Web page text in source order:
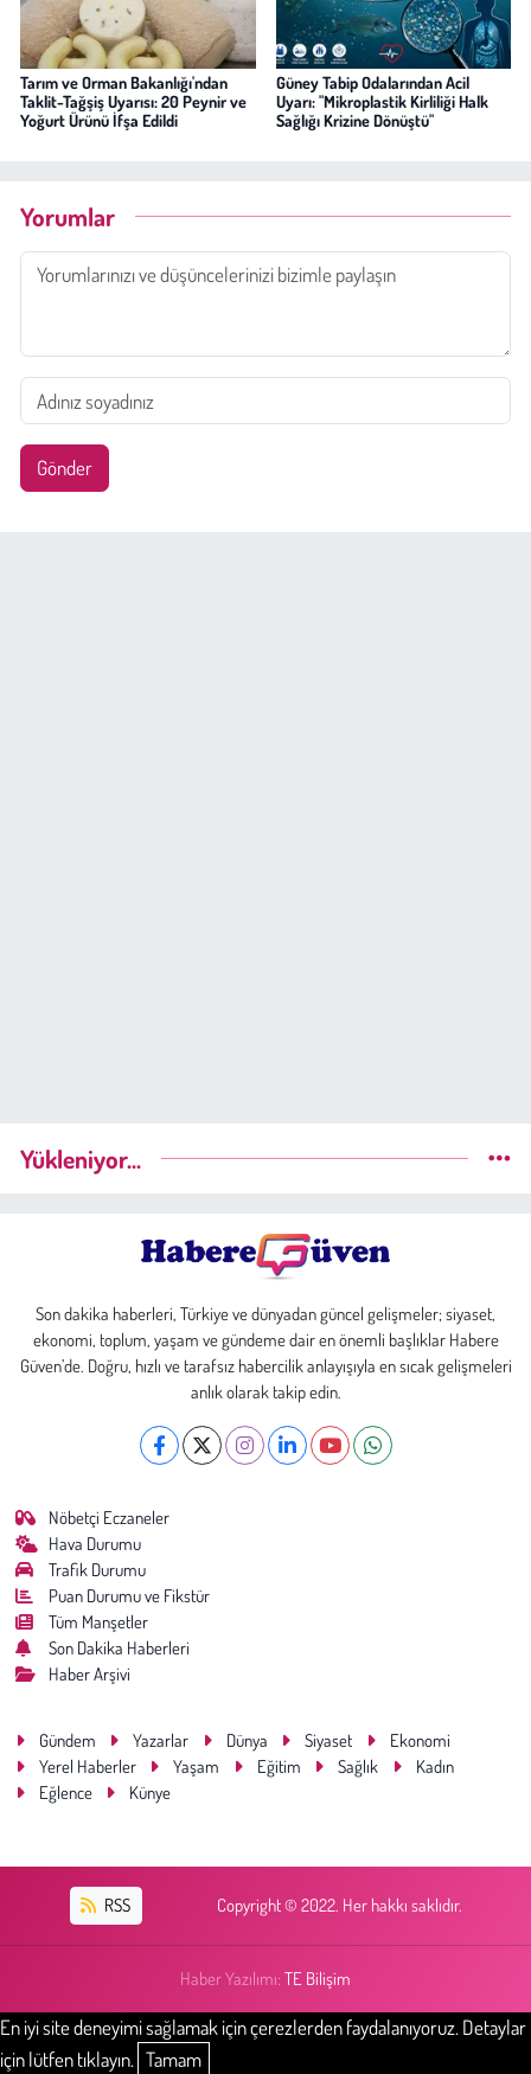
Tarım ve Orman Bakanlığı'ndan
Taklit-Tağşiş Uyarısı: 20 Peynir ve
Yoğurt Ürünü İfşa Edildi
Güney Tabip Odalarından Acil
Uyarı: "Mikroplastik Kirliliği Halk
Sağlığı Krizine Dönüştü"
Yorumlar
Gönder
Yükleniyor...
Son dakika haberleri, Türkiye ve dünyadan güncel gelişmeler; siyaset,
ekonomi, toplum, yaşam ve gündeme dair en önemli başlıklar Habere
Güven’de. Doğru, hızlı ve tarafsız habercilik anlayışıyla en sıcak gelişmeleri
anlık olarak takip edin.
Nöbetçi Eczaneler
Hava Durumu
Trafik Durumu
Puan Durumu ve Fikstür
Tüm Manşetler
Son Dakika Haberleri
Haber Arşivi
Gündem Yazarlar Dünya Siyaset
Ekonomi
Yerel Haberler
Yaşam Eğitim Sağlık
Kadın
Eğlence
Künye
RSS Copyright © 2022. Her hakkı saklıdır.
Haber Yazılımı: TE Bilişim
En iyi site deneyimi sağlamak için çerezlerden faydalanıyoruz. Detaylar
için lütfen tıklayın. Tamam